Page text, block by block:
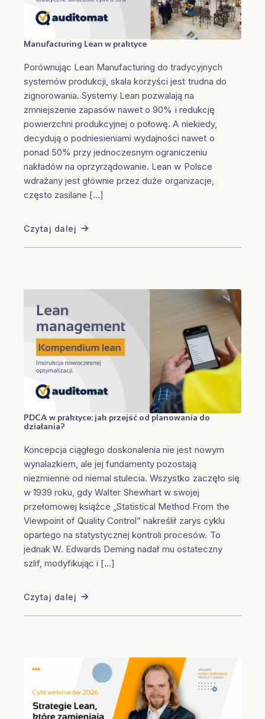
Manufacturing Lean w praktyce
Porównując Lean Manufacturing do tradycyjnych
systemów produkcji, skala korzyści jest trudna do
zignorowania. Systemy Lean pozwalają na
zmniejszenie zapasów nawet o 90% i redukcję
powierzchni produkcyjnej o połowę. A niekiedy,
decydują o podniesieniami wydajności nawet o
ponad 50% przy jednoczesnym ograniczeniu
nakładów na oprzyrządowanie. Lean w Polsce
wdrażany jest głównie przez duże organizacje,
często zasilane […]
Czytaj dalej
PDCA w praktyce: jak przejść od planowania do
działania?
Koncepcja ciągłego doskonalenia nie jest nowym
wynalazkiem, ale jej fundamenty pozostają
niezmienne od niemal stulecia. Wszystko zaczęło się
w 1939 roku, gdy Walter Shewhart w swojej
przełomowej książce „Statistical Method From the
Viewpoint of Quality Control” nakreślił zarys cyklu
opartego na statystycznej kontroli procesów. To
jednak W. Edwards Deming nadał mu ostateczny
szlif, modyfikując i […]
Czytaj dalej